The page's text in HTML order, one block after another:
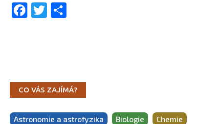
Facebook
Twitter
CO VÁS ZAJÍMÁ?
Astronomie a astrofyzika Biologie Chemie